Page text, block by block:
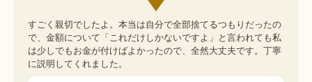
すごく親切でしたよ。本当は自分で全部捨てるつもりだったの
で、金額について「これだけしかないですよ」と言われても私
は少しでもお金が付けばよかったので、全然大丈夫です。丁寧
に説明してくれました。